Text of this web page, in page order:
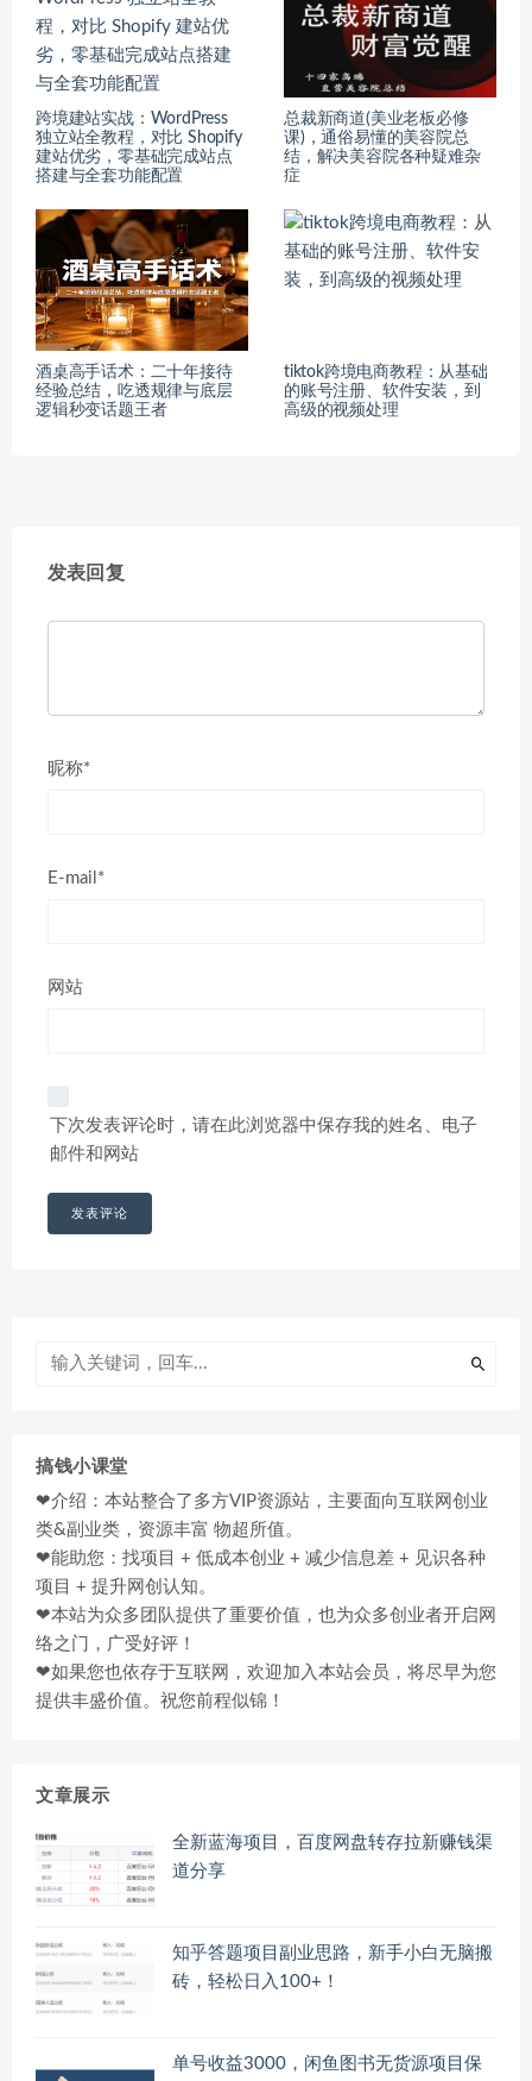
跨境建站实战：WordPress
独立站全教程，对比 Shopify
建站优劣，零基础完成站点
搭建与全套功能配置
总裁新商道(美业老板必修
课)，通俗易懂的美容院总
结，解决美容院各种疑难杂
症
酒桌高手话术：二十年接待
经验总结，吃透规律与底层
逻辑秒变话题王者
tiktok跨境电商教程：从基础
的账号注册、软件安装，到
高级的视频处理
发表回复
昵称*
E-mail*
网站
下次发表评论时，请在此浏览器中保存我的姓名、电子
邮件和网站
搞钱小课堂
❤介绍：本站整合了多方VIP资源站，主要面向互联网创业
类&副业类，资源丰富 物超所值。
❤能助您：找项目 + 低成本创业 + 减少信息差 + 见识各种
项目 + 提升网创认知。
❤本站为众多团队提供了重要价值，也为众多创业者开启网
络之门，广受好评！
❤如果您也依存于互联网，欢迎加入本站会员，将尽早为您
提供丰盛价值。祝您前程似锦！
文章展示
全新蓝海项目，百度网盘转存拉新赚钱渠
道分享
知乎答题项目副业思路，新手小白无脑搬
砖，轻松日入100+！
单号收益3000，闲鱼图书无货源项目保